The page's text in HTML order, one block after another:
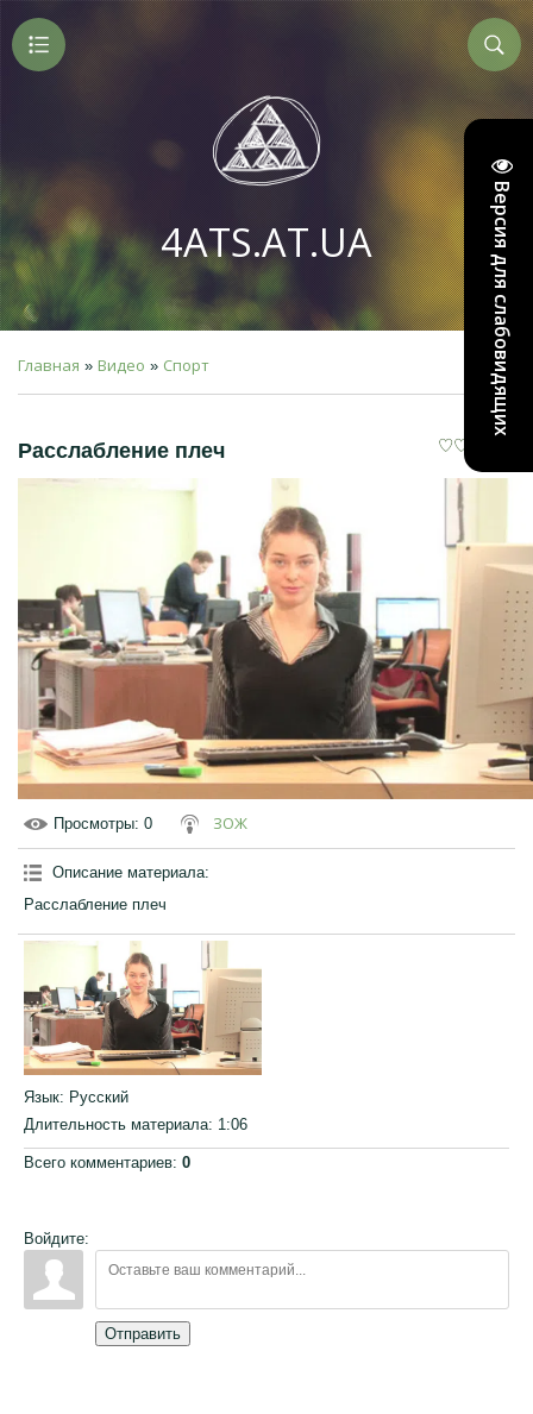
Версия для слабовидящих
4ATS.AT.UA
Главная » Видео » Спорт
Расслабление плеч
Просмотры: 0 ЗОЖ
Описание материала:
Расслабление плеч
Язык: Русский
Длительность материала: 1:06
Всего комментариев: 0
Войдите:
Отправить